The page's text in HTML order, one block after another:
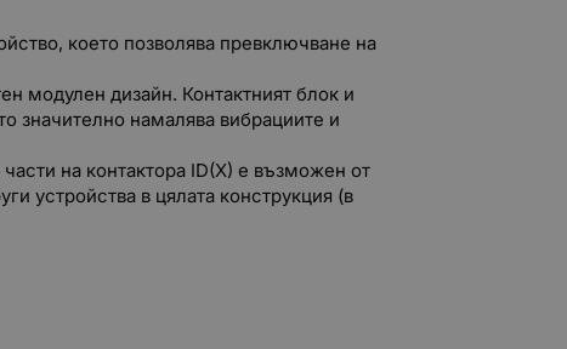
което позволява превключване на
модулен дизайн. Контактният блок и
значително намалява вибрациите и
на контактора ID(X) е възможен от
устройства в цялата конструкция (в